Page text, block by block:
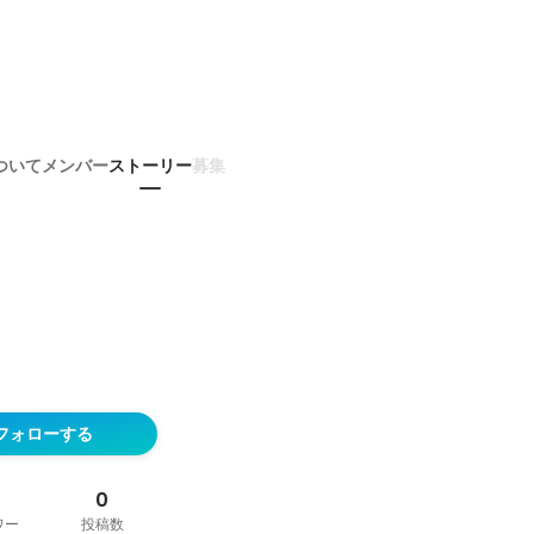
いて メンバーストーリー募集
ォローする
ー
0
投稿数